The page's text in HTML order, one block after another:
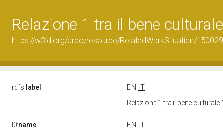
Relazione 1 tra il bene
https://w3id.org/arco/resource/RelatedWorkSituation/
rdfs: label EN
IT
Relazione 1 tra il bene
l0:name EN
IT